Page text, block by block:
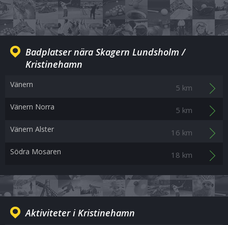
Badplatser nära Skagern Lundsholm /
Kristinehamn
Vänern 5 km
Vänern Norra 5 km
Vänern Alster 16 km
Södra Mosaren 18 km
Aktiviteter i Kristinehamn